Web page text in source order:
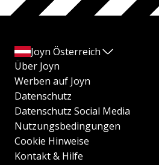
Joyn Österreich
Über Joyn
Werben auf Joyn
Datenschutz
Datenschutz Social Media
Nutzungsbedingungen
Cookie Hinweise
Kontakt & Hilfe